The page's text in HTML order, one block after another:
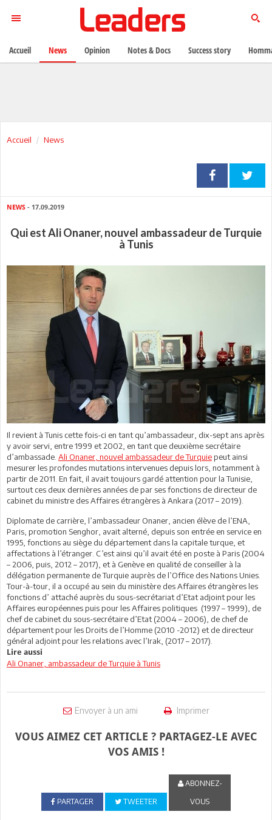
Accueil News
NEWS - 17.09.2019
Qui est Ali Onaner, nouvel ambassadeur de Turquie
à Tunis
Il revient à Tunis cette fois-ci en tant qu’ambassadeur, dix-sept ans après
y avoir servi, entre 1999 et 2002, en tant que deuxième secrétaire
d’ambassade. Ali Onaner, nouvel ambassadeur de Turquiepeut ainsi
mesurer les profondes mutations intervenues depuis lors, notamment à
partir de 2011. En fait, il avait toujours gardé attention pour la Tunisie,
surtout ces deux dernières années de par ses fonctions de directeur de
cabinet du ministre des Affaires étrangères à Ankara (2017 – 2019).
Diplomate de carrière, l’ambassadeur Onaner, ancien élève de l’ENA,
Paris, promotion Senghor, avait alterné, depuis son entrée en service en
1995, fonctions au siège du département dans la capitale turque, et
affectations à l’étranger. C’est ainsi qu’il avait été en poste à Paris (2004
– 2006, puis, 2012 – 2017), et à Genève en qualité de conseiller à la
délégation permanente de Turquie auprès de l’Office des Nations Unies.
Tour-à-tour, il a occupé au sein du ministère des Affaires étrangères les
fonctions d’ attaché auprès du sous-secrétariat d’Etat adjoint pour les
Affaires européennes puis pour les Affaires politiques (1997 – 1999), de
chef de cabinet du sous-secrétaire d’Etat (2004 – 2006), de chef de
département pour les Droits de l’Homme (2010 -2012) et de directeur
général adjoint pour les relations avec l’Irak, (2017 – 2017).
Lire aussi
Ali Onaner, ambassadeur de Turquie à Tunis
Envoyer à un ami Imprimer
VOUS AIMEZ CET ARTICLE ? PARTAGEZ-LE AVEC
VOS AMIS !
PARTAGER TWEETER
ABONNEZ-
VOUS
Accueil News Opinion Notes & Docs Success story